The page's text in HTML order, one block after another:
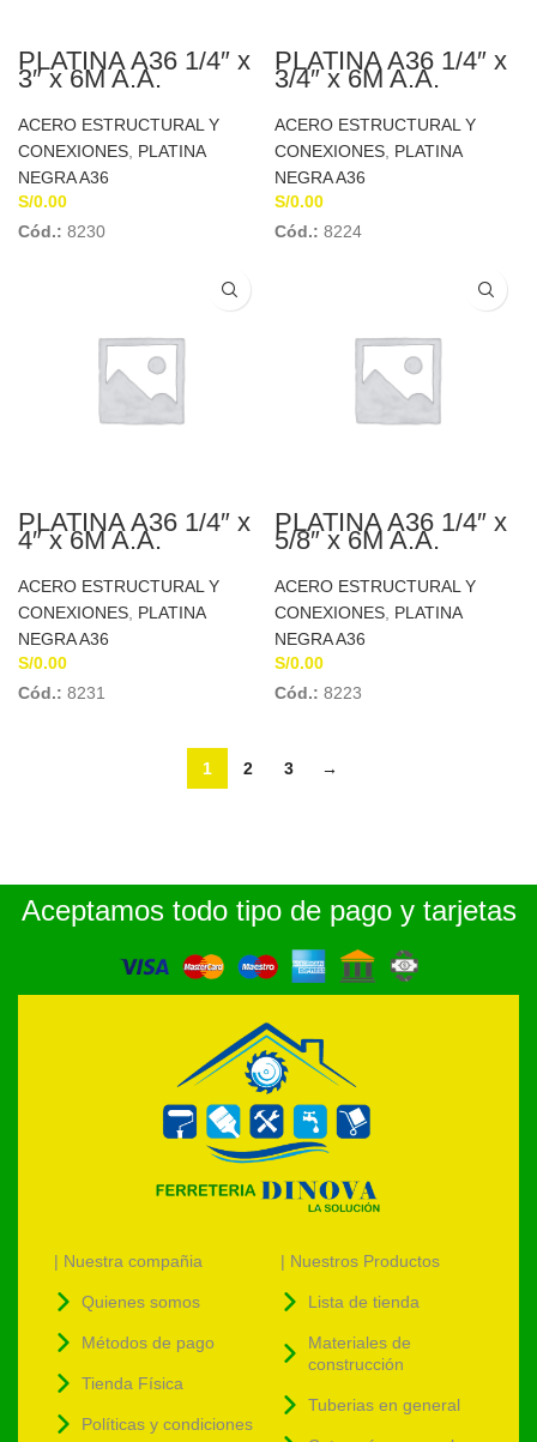
PLATINA A36 1/4″ x
3″ x 6M A.A.
ACERO ESTRUCTURAL Y
CONEXIONES PLATINA
NEGRA A36
S/0.00
Cód.: 8230
PLATINA A36 1/4″ x
3/4″ x 6M A.A.
ACERO ESTRUCTURAL Y
CONEXIONES PLATINA
NEGRA A36
S/0.00
Cód.: 8224
PLATINA A36 1/4″ x
4″ x 6M A.A.
ACERO ESTRUCTURAL Y
CONEXIONES PLATINA
NEGRA A36
S/0.00
Cód.: 8231
PLATINA A36 1/4″ x
5/8″ x 6M A.A.
ACERO ESTRUCTURAL Y
CONEXIONES PLATINA
NEGRA A36
S/0.00
Cód.: 8223
1 2 3 →
Aceptamos todo tipo de pago y tarjetas
| Nuestra compañia
Quienes somos
Métodos de pago
Tienda Física
Políticas y condiciones
| Nuestros Productos
Lista de tienda
Materiales de
construcción
Tuberias en general